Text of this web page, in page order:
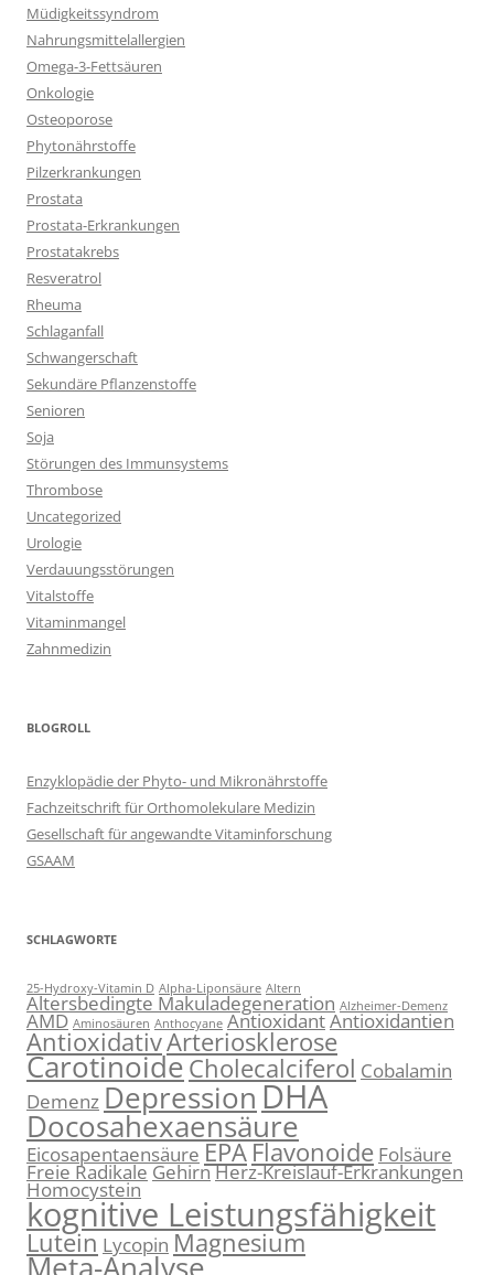
Müdigkeitssyndrom
Nahrungsmittelallergien
Omega-3-Fettsäuren
Onkologie
Osteoporose
Phytonährstoffe
Pilzerkrankungen
Prostata
Prostata-Erkrankungen
Prostatakrebs
Resveratrol
Rheuma
Schlaganfall
Schwangerschaft
Sekundäre Pflanzenstoffe
Senioren
Soja
Störungen des Immunsystems
Thrombose
Uncategorized
Urologie
Verdauungsstörungen
Vitalstoffe
Vitaminmangel
Zahnmedizin
BLOGROLL
Enzyklopädie der Phyto- und Mikronährstoffe
Fachzeitschrift für Orthomolekulare Medizin
Gesellschaft für angewandte Vitaminforschung
GSAAM
SCHLAGWORTE
25-Hydroxy-Vitamin D Alpha-Liponsäure Altern
Altersbedingte Makuladegeneration Alzheimer-Demenz
AMD Aminosäuren Anthocyane AntioxidantAntioxidantien
AntioxidativArteriosklerose
CarotinoideCholecalciferol Cobalamin
Demenz DepressionDHA
Docosahexaensäure
Eicosapentaensäure EPAFlavonoide Folsäure
Freie RadikaleGehirnHerz-Kreislauf-Erkrankungen
Homocystein
kognitive Leistungsfähigkeit
Lutein Lycopin Magnesium